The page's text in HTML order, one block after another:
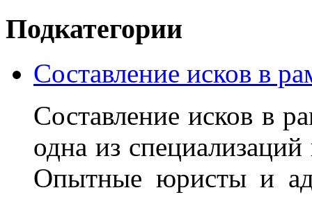
Подкатегории
Составление исков в
Составление исков в
одна из
Опытные юристы и